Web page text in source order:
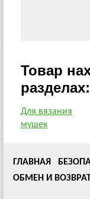
Товар
разделах:
Для вязания
мушек
ГЛАВНАЯ
ОБМЕН И